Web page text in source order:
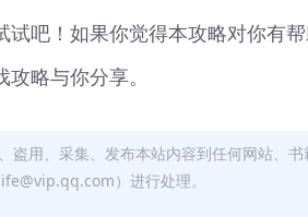
吧！如果你觉得本攻略对你有
略与你分享。
盗用、采集、发布本站内容到任何网站、书
）进行处理。